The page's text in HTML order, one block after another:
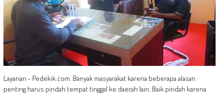
Layanan - Pedekik.com. Banyak masyarakat karena beberapa alasan
penting harus pindah tempat tinggal ke daerah lain. Baik pindah karena